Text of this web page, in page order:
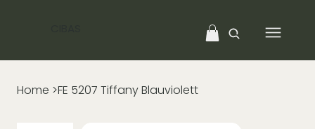
Home >FE 5207 Tiffany Blauviolett